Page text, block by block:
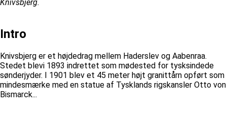
Knivsbjerg.
Intro
Knivsbjerg er et højdedrag mellem Haderslev og Aabenraa.
Stedet blevi 1893 indrettet som mødested for tysksindede
sønderjyder. I 1901 blev et 45 meter højt granittårn opført som
mindesmærke med en statue af Tysklands rigskansler Otto von
Bismarck...